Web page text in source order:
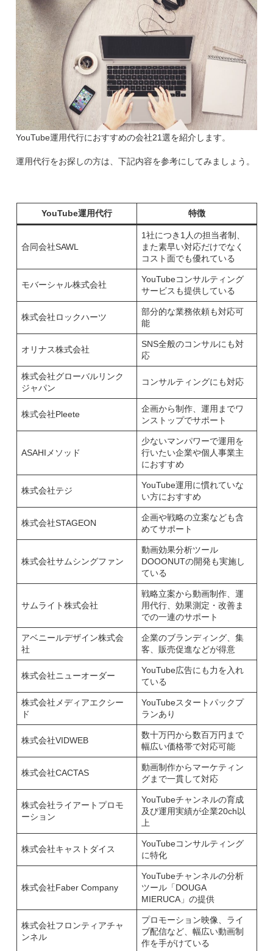
YouTube運用代行におすすめの会社21選を紹介します。
運用代行をお探しの方は、下記内容を参考にしてみましょう。
YouTube運用代行 特徴
合同会社SAWL
1社につき1人の担当者制、
また素早い対応だけでなく
コスト面でも優れている
モバーシャル株式会社
YouTubeコンサルティング
サービスも提供している
株式会社ロックハーツ
部分的な業務依頼も対応可
能
オリナス株式会社
SNS全般のコンサルにも対
応
株式会社グローバルリンク
ジャパン
コンサルティングにも対応
株式会社Pleete
企画から制作、運用までワ
ンストップでサポート
ASAHIメソッド
少ないマンパワーで運用を
行いたい企業や個人事業主
におすすめ
株式会社テジ
YouTube運用に慣れていな
い方におすすめ
株式会社STAGEON
企画や戦略の立案なども含
めてサポート
株式会社サムシングファン
動画効果分析ツール
DOOONUTの開発も実施し
ている
サムライト株式会社
戦略立案から動画制作、運
用代行、効果測定・改善ま
での一連のサポート
アベニールデザイン株式会
社
企業のブランディング、集
客、販売促進などが得意
株式会社ニューオーダー
YouTube広告にも力を入れ
ている
株式会社メディアエクシー
ド
YouTubeスタートパックプ
ランあり
株式会社VIDWEB
数十万円から数百万円まで
幅広い価格帯で対応可能
株式会社CACTAS
動画制作からマーケティン
グまで一貫して対応
株式会社ライアートプロモ
ーション
YouTubeチャンネルの育成
及び運用実績が企業20ch以
上
株式会社キャストダイス
YouTubeコンサルティング
に特化
株式会社Faber Company
YouTubeチャンネルの分析
ツール「DOUGA
MIERUCA」の提供
株式会社フロンティアチャ
ンネル
プロモーション映像、ライ
ブ配信など、幅広い動画制
作を手がけている